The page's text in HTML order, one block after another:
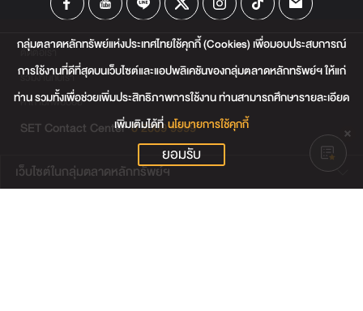
ติดต่อเรา
ร่วมงานกับเรา
คำถามที่พบบ่อย
SET Contact Center 0 2009 9999
เว็บไซต์ในกลุ่มตลาดหลักทรัพย์ฯ
กลุ่มตลาดหลักทรัพย์แห่งประเทศไทยใช้คุกกี้ (Cookies) เพื่อมอบประสบการณ์
การใช้งานที่ดีที่สุดบนเว็บไซต์และแอปพลิเคชันของกลุ่มตลาดหลักทรัพย์ฯ ให้แก่
ท่าน รวมทั้งเพื่อช่วยเพิ่มประสิทธิภาพการใช้งาน ท่านสามารถศึกษารายละเอียด
เพิ่มเติมได้ที่นโยบายการใช้คุกกี้
ยอมรับ